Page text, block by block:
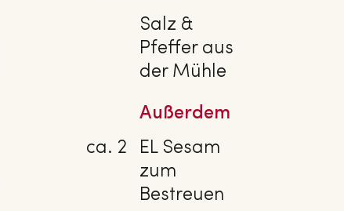
Salz &
Pfeffer aus
der Mühle
Außerdem
ca. 2
EL Sesam
zum
Bestreuen